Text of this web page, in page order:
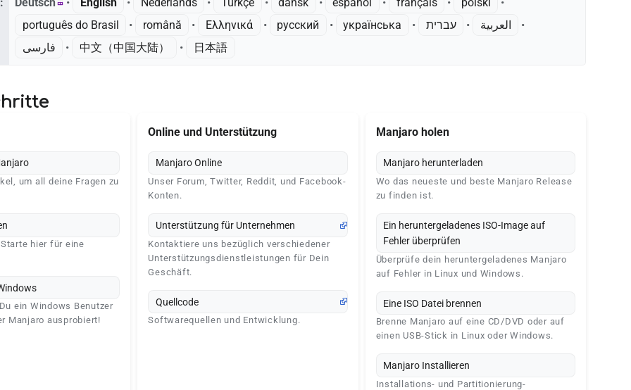
português do Brasil • ‎ română • ‎ Ελληνικά • ‎ русский • ‎ українська • ‎ עברית • ‎ العربية
•
فارسی • ‎ 中文（中国大陆）‎ • ‎ 日本語
um all deine Fragen zu
hier für eine
ein Windows Benutzer
Manjaro ausprobiert!
Online und Unterstützung
Manjaro Online
Unser Forum, Twitter, Reddit, und Facebook-
Konten.
Unterstützung für Unternehmen
Kontaktiere uns bezüglich verschiedener
Unterstützungsdienstleistungen für Dein
Geschäft.
Quellcode
Softwarequellen und Entwicklung.
Manjaro holen
Manjaro herunterladen
Wo das neueste und beste Manjaro Release
zu finden ist.
Ein heruntergeladenes ISO-Image auf
Fehler überprüfen
Überprüfe dein heruntergeladenes Manjaro
auf Fehler in Linux und Windows.
Eine ISO Datei brennen
Brenne Manjaro auf eine CD/DVD oder auf
einen USB-Stick in Linux oder Windows.
Manjaro Installieren
Installations- und Partitionierung-